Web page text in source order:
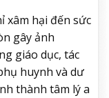
xâm hại đến sức
gây ảnh
giáo dục, tác
huynh và dư
thành tâm lý a